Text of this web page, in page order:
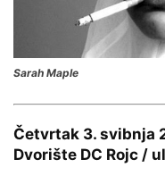
Sarah Maple
Četvrtak 3. svibnja
Dvorište DC Rojc /